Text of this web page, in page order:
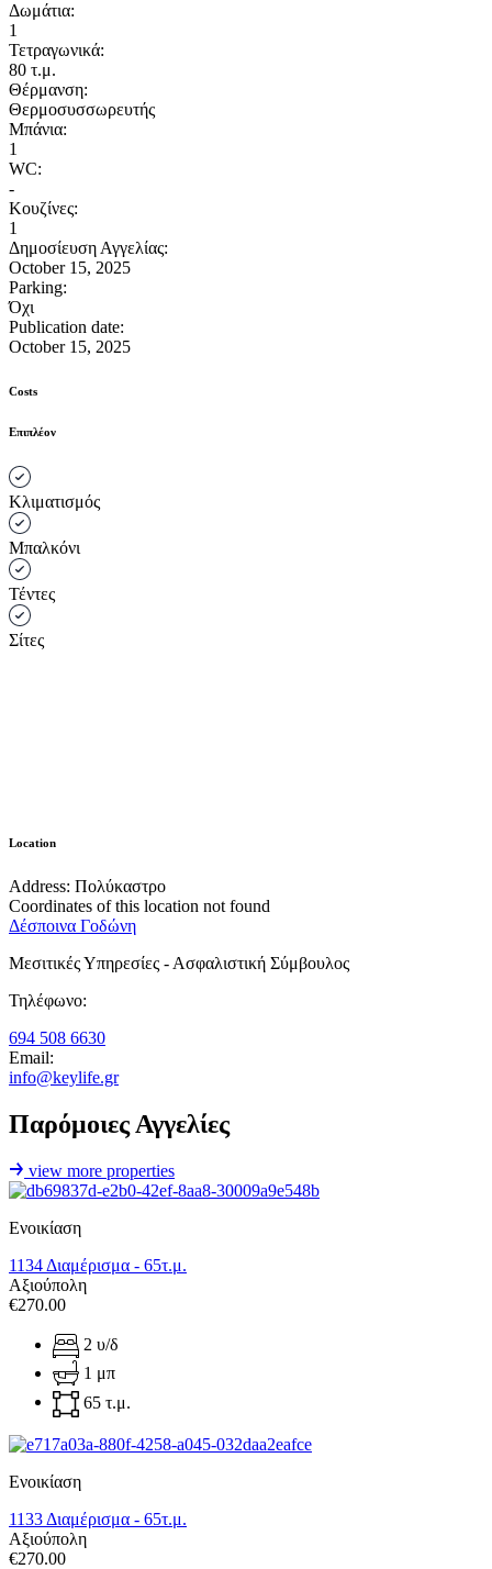
Δωμάτια:
1
Τετραγωνικά:
80 τ.μ.
Θέρμανση:
Θερμοσυσσωρευτής
Μπάνια:
1
WC:
-
Κουζίνες:
1
Δημοσίευση Αγγελίας:
October 15, 2025
Parking:
Όχι
Publication date:
October 15, 2025
Costs
Επιπλέον
Κλιματισμός
Μπαλκόνι
Τέντες
Σίτες
Location
Address: Πολύκαστρο
Coordinates of this location not found
Δέσποινα Γοδώνη
Μεσιτικές Υπηρεσίες - Ασφαλιστική Σύμβουλος
Τηλέφωνο:
694 508 6630
Email:
info@keylife.gr
Παρόμοιες Αγγελίες
view more properties
Ενοικίαση
1134 Διαμέρισμα - 65τ.μ.
Αξιούπολη
€270.00
2 υ/δ
1 μπ
65 τ.μ.
Ενοικίαση
1133 Διαμέρισμα - 65τ.μ.
Αξιούπολη
€270.00